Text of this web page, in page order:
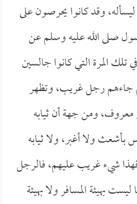
وقد كانوا يحرصون على
صلى الله عليه وسلم عن
المرة التي كانوا جالسين
جاءهم رجل غريب، وتظهر
ومن جهة أن ثيابه
ولا أغبر، ولا ثيابه
شيء غريب عليهم، فالرجل
بهيئة المسافر ولا بهيئة